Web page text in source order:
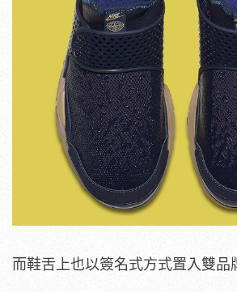
而鞋舌上也以簽名式方式置入雙品